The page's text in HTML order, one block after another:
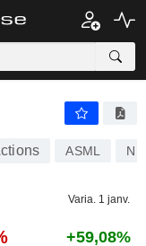
ASML
Varia. 1 janv.
+59,08%